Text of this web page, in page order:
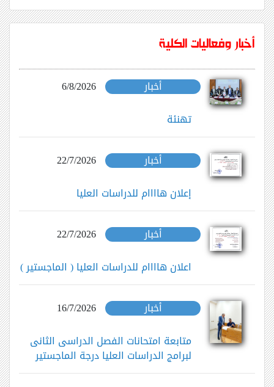
أخبار وفعاليات الكلية
أخبار
6/8/2026
تهنئة
أخبار
22/7/2026
إعلان هاااام للدراسات العليا
أخبار
22/7/2026
اعلان هاااام للدراسات العليا ( الماجستير )
أخبار
16/7/2026
متابعة امتحانات الفصل الدراسى الثانى
لبرامج الدراسات العليا درجة الماجستير